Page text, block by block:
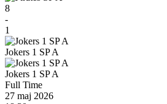
8
-
1
Jokers 1 SP A
Jokers 1 SP A
Full Time
27 maj 2026